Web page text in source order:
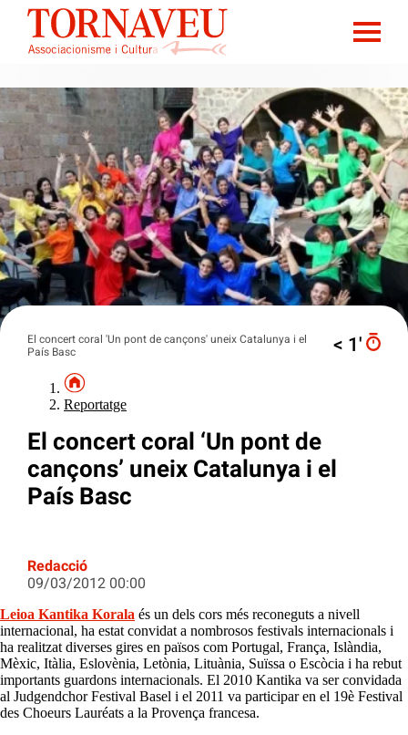
El concert coral 'Un pont de cançons' uneix Catalunya i el
País Basc
< 1′
Reportatge
El concert coral ‘Un pont de
cançons’ uneix Catalunya i el
País Basc
Redacció
09/03/2012 00:00
Leioa Kantika Korala és un dels cors més reconeguts a nivell
internacional, ha estat convidat a nombrosos festivals internacionals i
ha realitzat diverses gires en països com Portugal, França, Islàndia,
Mèxic, Itàlia, Eslovènia, Letònia, Lituània, Suïssa o Escòcia i ha rebut
importants guardons internacionals. El 2010 Kantika va ser convidada
al Judgendchor Festival Basel i el 2011 va participar en el 19è Festival
des Choeurs Lauréats a la Provença francesa.